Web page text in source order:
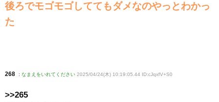
後ろでモゴモゴしててもダメなのやっとわかっ
た
268 : なまえをいれてください 2025/04/24(木) 10:19:05.44 ID:cJqxfV+S0
>>265